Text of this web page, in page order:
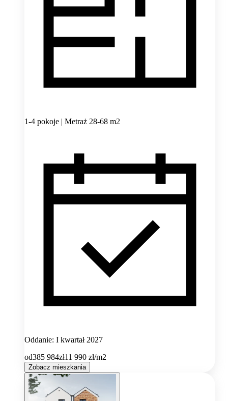
1-4 pokoje | Metraż 28-68 m2
Oddanie: I kwartał 2027
od385 984zł11 990 zł/m2
Zobacz mieszkania